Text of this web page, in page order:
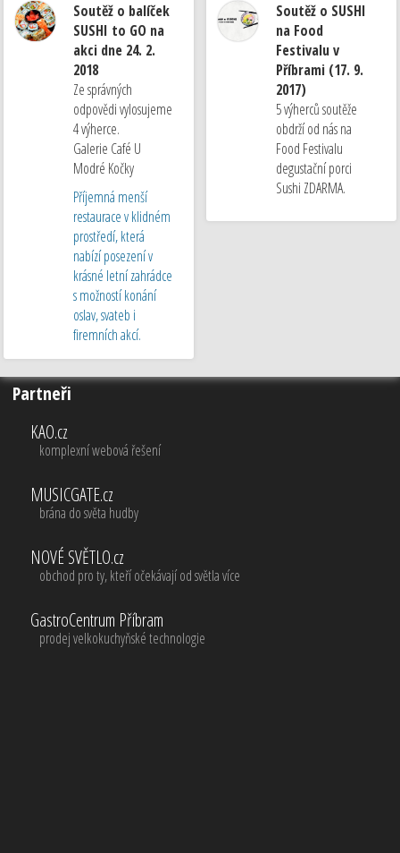
Soutěž o balíček
SUSHI to GO na
akci dne 24. 2.
2018
Ze správných
odpovědi vylosujeme
4 výherce.
Galerie Café U
Modré Kočky
Příjemná menší
restaurace v klidném
prostředí, která
nabízí posezení v
krásné letní zahrádce
s možností konání
oslav, svateb i
firemních akcí.
Soutěž o SUSHI
na Food
Festivalu v
Příbrami (17. 9.
2017)
5 výherců soutěže
obdrží od nás na
Food Festivalu
degustační porci
Sushi ZDARMA.
Partneři
KAO.cz
komplexní webová řešení
MUSICGATE.cz
brána do světa hudby
NOVÉ SVĚTLO.cz
obchod pro ty, kteří očekávají od světla více
GastroCentrum Příbram
prodej velkokuchyňské technologie